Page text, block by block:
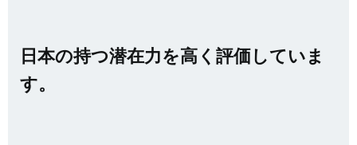
日本の持つ潜在力を高く評価していま
す。